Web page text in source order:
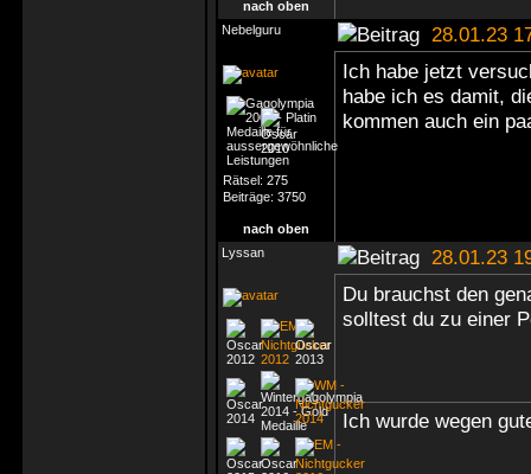
nach oben
Nebelguru
28.01.23
Rätsel: 275
Beiträge: 3750
Ich habe jetzt
habe ich es damit,
kommen auch ein
nach oben
Lyssan
28.01.23
Du brauchst den
solltest du zu einer
Ich wurde wegen